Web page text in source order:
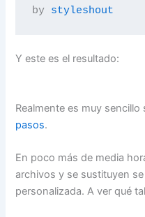
by styleshout
Y este es el resultado:
Realmente es muy sencillo
pasos.
En poco más de media
archivos y se sustituyen
personalizada. A ver qué